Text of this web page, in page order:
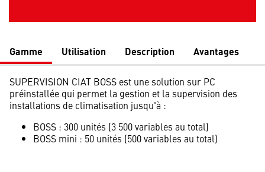
Gamme Utilisation Description Avantages
SUPERVISION CIAT BOSS est une solution sur PC
préinstallée qui permet la gestion et la supervision des
installations de climatisation jusqu'à :
BOSS : 300 unités (3 500 variables au total)
BOSS mini : 50 unités (500 variables au total)